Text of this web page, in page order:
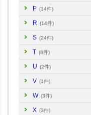
P (14件)
R (14件)
S (24件)
T (8件)
U (2件)
V (1件)
W (3件)
X (3件)